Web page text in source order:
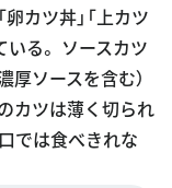
カツ丼」「上カツ
いる。 ソースカツ
厚ソースを含む）
カツは薄く切られ
では食べきれな